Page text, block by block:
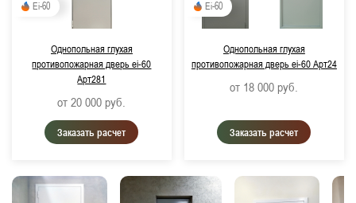
Ei-60
Однопольная глухая
противопожарная дверь ei-60
Арт281
от 20 000 руб.
Заказать расчет
Ei-60
Однопольная глухая
противопожарная дверь ei-60 Арт24
от 18 000 руб.
Заказать расчет